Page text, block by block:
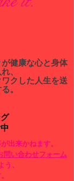
健康な心と身体
、
クした人生を送
。
出来かねます。
問い合わせフォーム
、